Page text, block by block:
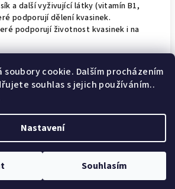
cookie. Dalším procházením
souhlas s jejich používáním..
Nastavení
Souhlasím
a další vyživující látky (vitamín B1,
podporují dělení kvasinek.
podporují životnost kvasinek i na
obalu, hermeticky uzavřené. Po
technology
Vytvořil Shoptet